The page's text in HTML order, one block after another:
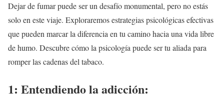
Dejar de fumar puede ser un desafío monumental, pero no estás
solo en este viaje. Exploraremos estrategias psicológicas efectivas
que pueden marcar la diferencia en tu camino hacia una vida libre
de humo. Descubre cómo la psicología puede ser tu aliada para
romper las cadenas del tabaco.
1: Entendiendo la adicción: